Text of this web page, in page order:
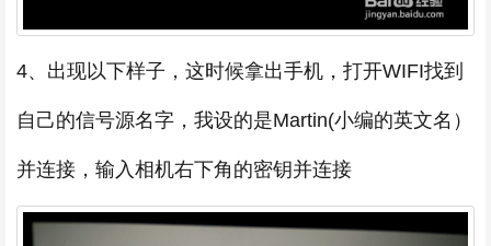
4、出现以下样子，这时候拿出手机，打开WIFI找到
自己的信号源名字，我设的是Martin(小编的英文名）
并连接，输入相机右下角的密钥并连接